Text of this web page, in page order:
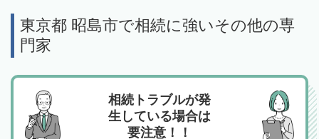
東京都 昭島市で相続に強いその他の専
門家
相続トラブルが発
生している場合は
要注意！！